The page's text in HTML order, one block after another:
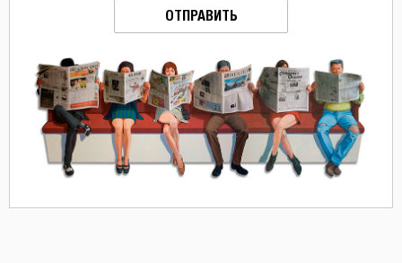
ОТПРАВИТЬ